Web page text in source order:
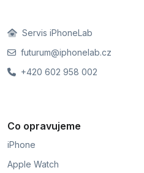
Servis iPhoneLab
futurum@iphonelab.cz
+420 602 958 002
Co opravujeme
iPhone
Apple Watch